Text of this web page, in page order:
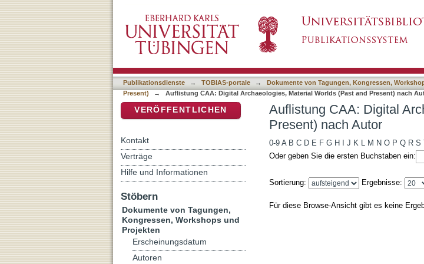
Publikationsdienste → TOBIAS-portale → Dokumente von Tagungen, Kongressen,
Present)
→ Auflistung CAA: Digital Archaeologies, Material Worlds (Past and Present) nach
Auflistung CAA: Digital
Present) nach Autor
0-9 A B C D E F G H J K L M N O P Q R S
Oder geben Sie die ersten Buchstaben ein:
Sortierung: Ergebnisse:
Für diese Browse-Ansicht gibt es keine
VERÖFFENTLICHEN
Kontakt
Verträge
Hilfe und Informationen
Stöbern
Dokumente von Tagungen,
Kongressen, Workshops und
Projekten
Erscheinungsdatum
Autoren